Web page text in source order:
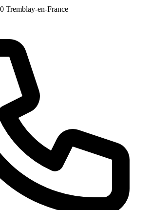
Tremblay-en-France